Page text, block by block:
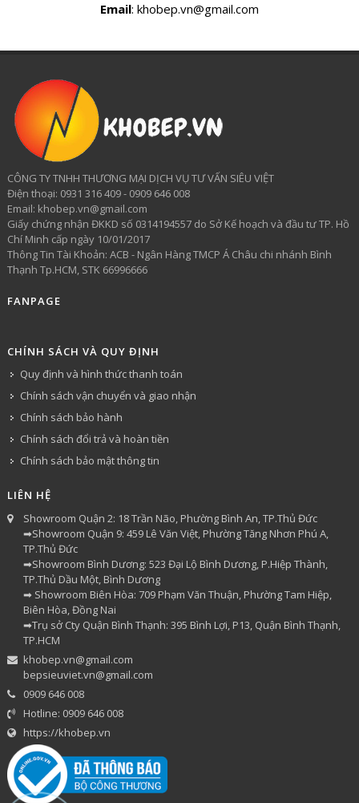
Email: khobep.vn@gmail.com
CÔNG TY TNHH THƯƠNG MẠI DỊCH VỤ TƯ VẤN SIÊU VIỆT
​Điện thoại: 0931 316 409 - 0909 646 008
Email: khobep.vn@gmail.com
Giấy chứng nhận ĐKKD số 0314194557 do Sở Kế hoạch và đầu tư TP. Hồ
Chí Minh cấp ngày 10/01/2017
Thông Tin Tài Khoản: ACB - Ngân Hàng TMCP Á Châu chi nhánh Bình
Thạnh Tp.HCM, STK 66996666
FANPAGE
CHÍNH SÁCH VÀ QUY ĐỊNH
Quy định và hình thức thanh toán
Chính sách vận chuyển và giao nhận
Chính sách bảo hành
Chính sách đổi trả và hoàn tiền
Chính sách bảo mật thông tin
LIÊN HỆ
Showroom Quận 2: 18 Trần Não, Phường Bình An, TP.Thủ Đức
➡Showroom Quận 9: 459 Lê Văn Việt, Phường Tăng Nhơn Phú A,
TP.Thủ Đức
➡Showroom Bình Dương: 523 Đại Lộ Bình Dương, P.Hiệp Thành,
TP.Thủ Dầu Một, Bình Dương
➡ Showroom Biên Hòa: 709 Phạm Văn Thuận, Phường Tam Hiệp,
Biên Hòa, Đồng Nai
➡Trụ sở Cty Quận Bình Thạnh: 395 Bình Lợi, P13, Quận Bình Thạnh,
TP.HCM
khobep.vn@gmail.com
bepsieuviet.vn@gmail.com
0909 646 008
Hotline: 0909 646 008
https://khobep.vn